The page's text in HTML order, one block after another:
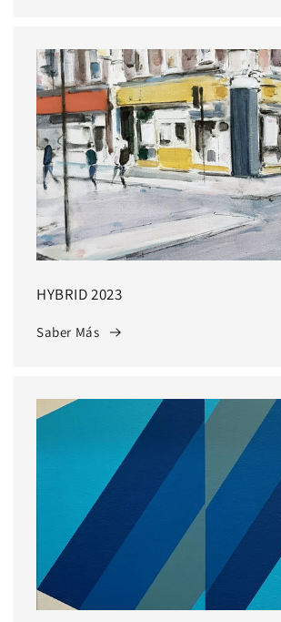
HYBRID 2023
Saber Más